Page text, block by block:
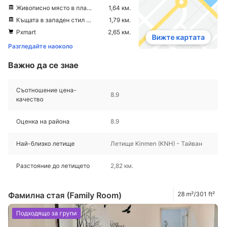
Живописно място в планината Taiwu
1,64 км.
Къщата в западен стил на Chen Jinglan
1,79 км.
Pxmart
2,65 км.
Разгледайте наоколо
Вижте картата
Важно да се знае
Съотношение цена-
качество
8.9
Оценка на района 8.9
Най-близко летище Летище Kinmen (KNH) - Тайван
Разстояние до летището 2,82 км.
Фамилна стая (Family Room) 28 m²/301 ft²
Подходящо за групи